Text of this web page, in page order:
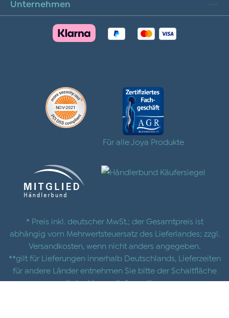
Unternehmen
Für alle Joya Produkte
* Preis inkl. deutscher MwSt.; der Gesamtpreis ist
abhängig vom Mehrwertsteuersatz des Lieferlandes; zzgl.
Versandkosten , wenn nicht anders angegeben.
**gilt für Lieferungen innerhalb Deutschlands, Lieferzeiten
für andere Länder entnehmen Sie bitte der Schaltfläche
mit denVersandinformationen